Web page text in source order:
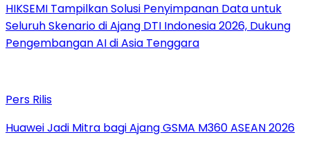
HIKSEMI Tampilkan Solusi Penyimpanan Data untuk
Seluruh Skenario di Ajang DTI Indonesia 2026, Dukung
Pengembangan AI di Asia Tenggara
Pers Rilis
Huawei Jadi Mitra bagi Ajang GSMA M360 ASEAN 2026